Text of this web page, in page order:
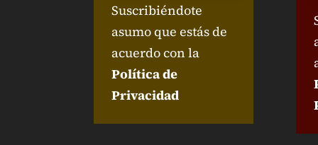
Suscribiéndote
asumo que estás de
acuerdo con la
Política de
Privacidad